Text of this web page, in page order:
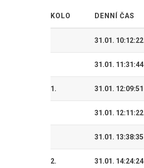
KOLO DENNÍ ČAS
31.01. 10:12:22
31.01. 11:31:44
1. 31.01. 12:09:51
31.01. 12:11:22
31.01. 13:38:35
2. 31.01. 14:24:24